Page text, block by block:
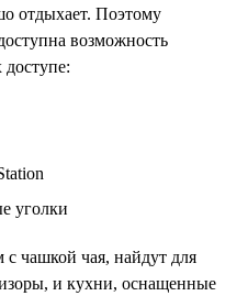
отдыхает. Поэтому
возможность
доступе:
уголки
с чашкой чая, найдут для
и кухни, оснащенные